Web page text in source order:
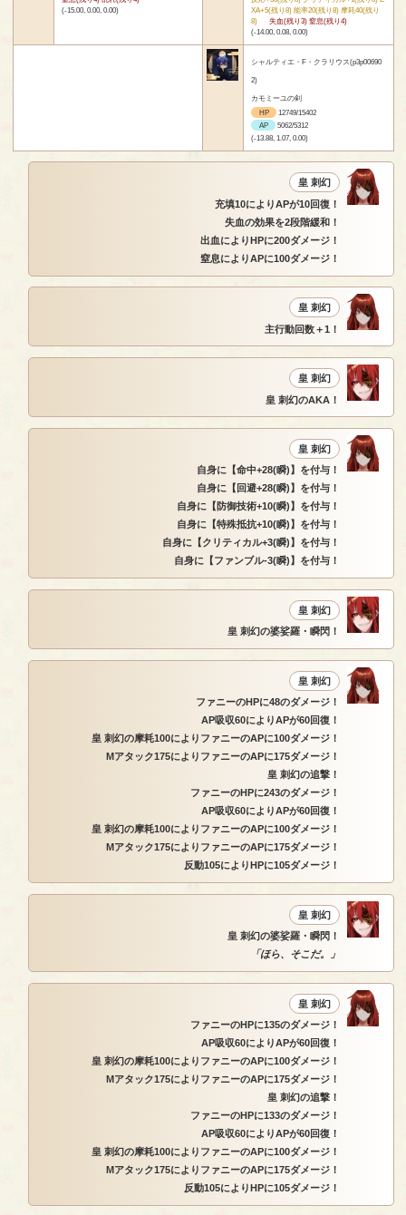
(-15.00, 0.00, 0.00)
XA+5(残り8) 能率20(残り8) 摩耗40(残り
8)
失血(残り3) 窒息(残り4)
(-14.00, 0.08, 0.00)
シャルティエ・F・クラリウス(p3p00690
2)
カモミーユの剣
HP
12749/15402
AP
5062/5312
(-13.88, 1.07, 0.00)
皇 刺幻
充填10によりAPが10回復！
失血の効果を2段階緩和！
出血によりHPに200ダメージ！
窒息によりAPに100ダメージ！
皇 刺幻
主行動回数＋1！
皇 刺幻
皇 刺幻のAKA！
皇 刺幻
自身に【命中+28(瞬)】を付与！
自身に【回避+28(瞬)】を付与！
自身に【防御技術+10(瞬)】を付与！
自身に【特殊抵抗+10(瞬)】を付与！
自身に【クリティカル+3(瞬)】を付与！
自身に【ファンブル-3(瞬)】を付与！
皇 刺幻
皇 刺幻の婆娑羅・瞬閃！
皇 刺幻
ファニーのHPに48のダメージ！
AP吸収60によりAPが60回復！
皇 刺幻の摩耗100によりファニーのAPに100ダメージ！
Mアタック175によりファニーのAPに175ダメージ！
皇 刺幻の追撃！
ファニーのHPに243のダメージ！
AP吸収60によりAPが60回復！
皇 刺幻の摩耗100によりファニーのAPに100ダメージ！
Mアタック175によりファニーのAPに175ダメージ！
反動105によりHPに105ダメージ！
皇 刺幻
皇 刺幻の婆娑羅・瞬閃！
「ほら、そこだ。」
皇 刺幻
ファニーのHPに135のダメージ！
AP吸収60によりAPが60回復！
皇 刺幻の摩耗100によりファニーのAPに100ダメージ！
Mアタック175によりファニーのAPに175ダメージ！
皇 刺幻の追撃！
ファニーのHPに133のダメージ！
AP吸収60によりAPが60回復！
皇 刺幻の摩耗100によりファニーのAPに100ダメージ！
Mアタック175によりファニーのAPに175ダメージ！
反動105によりHPに105ダメージ！